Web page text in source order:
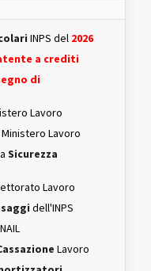
INPS del 2026
a crediti
di
Lavoro
Lavoro
Sicurezza
Lavoro
dell'INPS
Lavoro